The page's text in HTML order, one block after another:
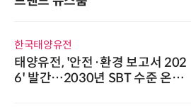
한국태양유전
태양유전, '안전·환경 보고서 202
6' 발간…2030년 SBT 수준 온실